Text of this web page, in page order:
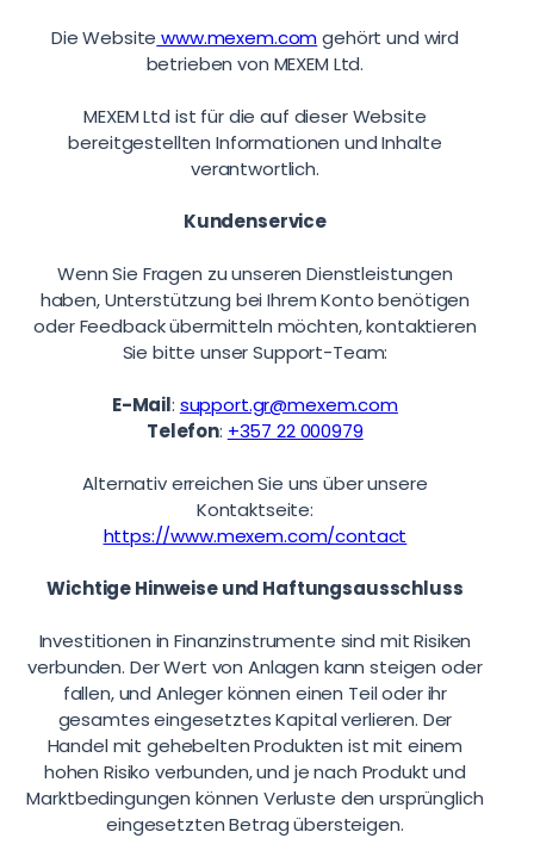
Die Website www.mexem.comgehört und wird
betrieben von MEXEM Ltd.
MEXEM Ltd ist für die auf dieser Website
bereitgestellten Informationen und Inhalte
verantwortlich.
Kundenservice
Wenn Sie Fragen zu unseren Dienstleistungen
haben, Unterstützung bei Ihrem Konto benötigen
oder Feedback übermitteln möchten, kontaktieren
Sie bitte unser Support-Team:
E-Mail: support.gr@mexem.com
Telefon: +357 22 000979
Alternativ erreichen Sie uns über unsere
Kontaktseite:
https://www.mexem.com/contact
Wichtige Hinweise und Haftungsausschluss
Investitionen in Finanzinstrumente sind mit Risiken
verbunden. Der Wert von Anlagen kann steigen oder
fallen, und Anleger können einen Teil oder ihr
gesamtes eingesetztes Kapital verlieren. Der
Handel mit gehebelten Produkten ist mit einem
hohen Risiko verbunden, und je nach Produkt und
Marktbedingungen können Verluste den ursprünglich
eingesetzten Betrag übersteigen.